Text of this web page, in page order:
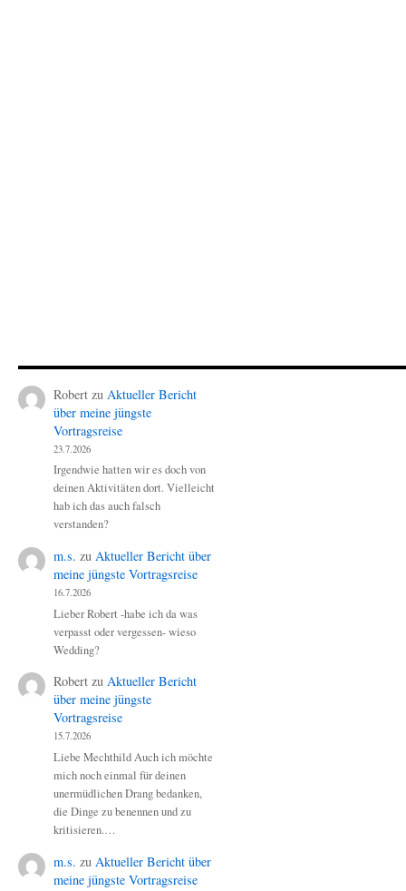
Robert zu Aktueller Bericht
über meine jüngste
Vortragsreise
23.7.2026
Irgendwie hatten wir es doch von
deinen Aktivitäten dort. Vielleicht
hab ich das auch falsch
verstanden?
m.s. zu Aktueller Bericht über
meine jüngste Vortragsreise
16.7.2026
Lieber Robert -habe ich da was
verpasst oder vergessen- wieso
Wedding?
Robert zu Aktueller Bericht
über meine jüngste
Vortragsreise
15.7.2026
Liebe Mechthild Auch ich möchte
mich noch einmal für deinen
unermüdlichen Drang bedanken,
die Dinge zu benennen und zu
kritisieren.…
m.s. zu Aktueller Bericht über
meine jüngste Vortragsreise